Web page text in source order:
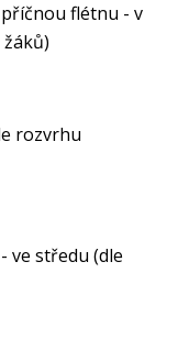
flétnu - v
rozvrhu
ve středu (dle